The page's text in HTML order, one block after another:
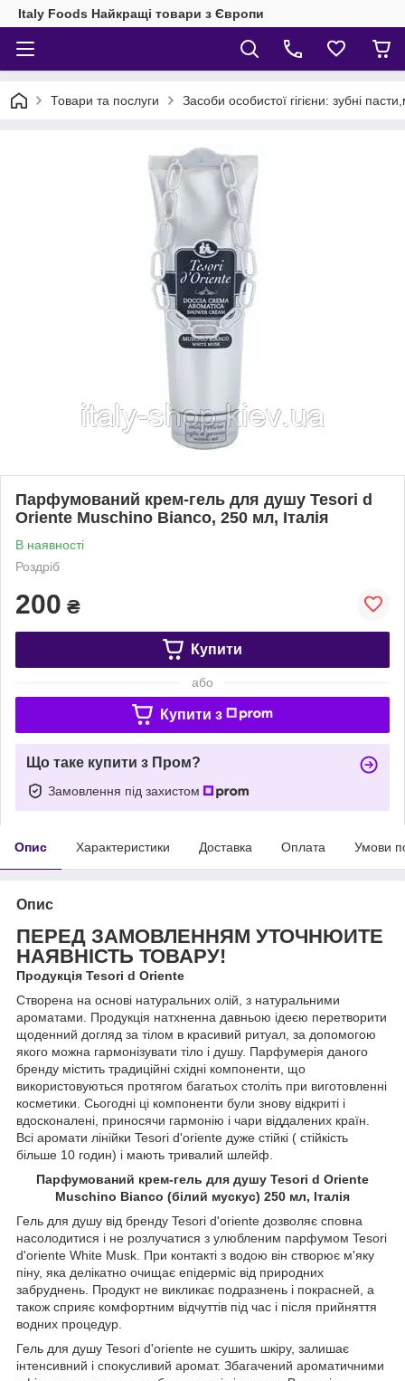
Italy Foods Найкращі товари з Європи
Товари та послуги Засоби особистої гігієни: зубні
Парфумований крем-гель для душу Tesori d
Оriente Muschino Bianco, 250 мл, Італія
В наявності
Роздріб
200 ₴
Купити
або
Купити з
Що таке купити з Пром?
Замовлення під захистом
Опис Характеристики Доставка Оплата Умови
Опис
ПЕРЕД ЗАМОВЛЕННЯМ УТОЧНЮЙТЕ
НАЯВНІСТЬ ТОВАРУ!
Продукція Tesori d Оriente
Створена на основі натуральних олій, з натуральними
ароматами. Продукція натхненна давньою ідеєю перетворити
щоденний догляд за тілом в красивий ритуал, за допомогою
якого можна гармонізувати тіло і душу. Парфумерія даного
бренду містить традиційні східні компоненти, що
використовуються протягом багатьох століть при виготовленні
косметики. Сьогодні ці компоненти були знову відкриті і
вдосконалені, приносячи гармонію і чари віддалених країн.
Всі аромати лінійки Tesori d'oriente дуже стійкі ( стійкість
більше 10 годин) і мають тривалий шлейф.
Парфумований крем-гель для душу Tesori d Оriente
Muschino Bianco (білий мускус) 250 мл, Італія
Гель для душу від бренду Tesori d'oriente дозволяє сповна
насолодитися і не розлучатися з улюбленим парфумом Tesori
d'oriente White Musk. При контакті з водою він створює м'яку
піну, яка делікатно очищає епідерміс від природних
забруднень. Продукт не викликає подразнень і покрасней, а
також сприяє комфортним відчуттів під час і після прийняття
водних процедур.
Гель для душу Tesori d'oriente не сушить шкіру, залишає
інтенсивний і спокусливий аромат. Збагачений ароматичними